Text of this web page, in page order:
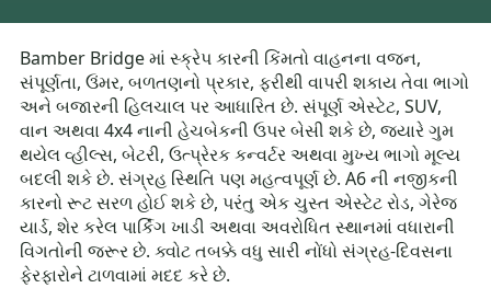
Bamber Bridge માં સ્ક્રેપ કારની કિંમતો વાહનના વજન,
સંપૂર્ણતા, ઉંમર, બળતણનો પ્રકાર, ફરીથી વાપરી શકાય તેવા ભાગો
અને બજારની હિલચાલ પર આધારિત છે. સંપૂર્ણ એસ્ટેટ, SUV,
વાન અથવા 4x4 નાની હેચબેકની ઉપર બેસી શકે છે, જ્યારે ગુમ
થયેલ વ્હીલ્સ, બેટરી, ઉત્પ્રેરક કન્વર્ટર અથવા મુખ્ય ભાગો મૂલ્ય
બદલી શકે છે. સંગ્રહ સ્થિતિ પણ મહત્વપૂર્ણ છે. A6 ની નજીકની
કારનો રૂટ સરળ હોઈ શકે છે, પરંતુ એક ચુસ્ત એસ્ટેટ રોડ, ગેરેજ
યાર્ડ, શેર કરેલ પાર્કિંગ ખાડી અથવા અવરોધિત સ્થાનમાં વધારાની
વિગતોની જરૂર છે. ક્વોટ તબક્કે વધુ સારી નોંધો સંગ્રહ-દિવસના
ફેરફારોને ટાળવામાં મદદ કરે છે.